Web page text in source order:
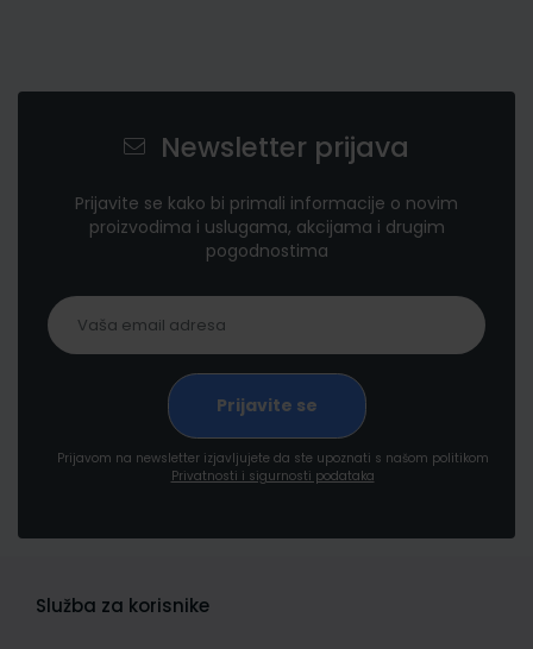
Newsletter prijava
Prijavite se kako bi primali informacije o novim
proizvodima i uslugama, akcijama i drugim
pogodnostima
Prijavom na newsletter izjavljujete da ste upoznati s našom politikom
Privatnosti i sigurnosti podataka
Služba za korisnike